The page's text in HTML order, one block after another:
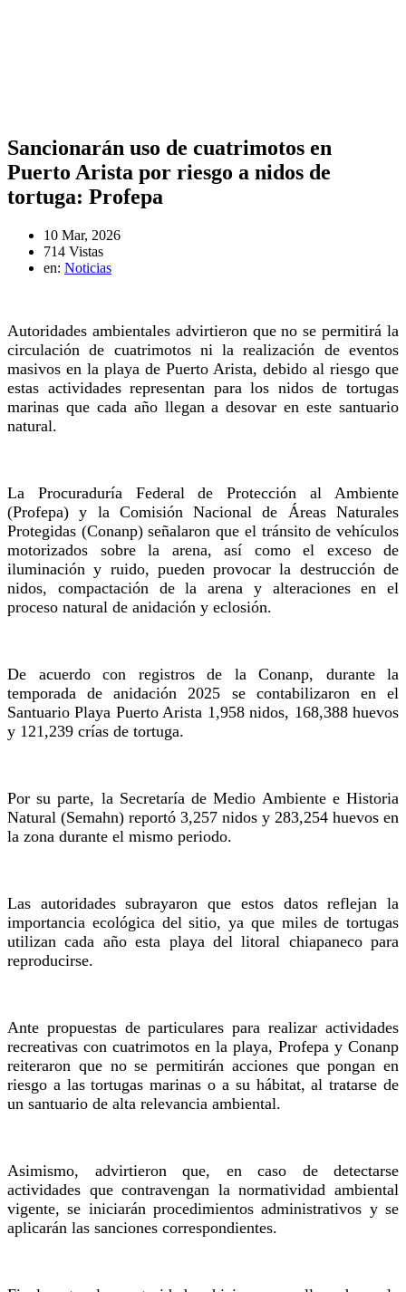
Sancionarán uso de cuatrimotos en
Puerto Arista por riesgo a nidos de
tortuga: Profepa
10 Mar, 2026
714 Vistas
en: Noticias
Autoridades ambientales advirtieron que no se permitirá la
circulación de cuatrimotos ni la realización de eventos
masivos en la playa de Puerto Arista, debido al riesgo que
estas actividades representan para los nidos de tortugas
marinas que cada año llegan a desovar en este santuario
natural.
La Procuraduría Federal de Protección al Ambiente
(Profepa) y la Comisión Nacional de Áreas Naturales
Protegidas (Conanp) señalaron que el tránsito de vehículos
motorizados sobre la arena, así como el exceso de
iluminación y ruido, pueden provocar la destrucción de
nidos, compactación de la arena y alteraciones en el
proceso natural de anidación y eclosión.
De acuerdo con registros de la Conanp, durante la
temporada de anidación 2025 se contabilizaron en el
Santuario Playa Puerto Arista 1,958 nidos, 168,388 huevos
y 121,239 crías de tortuga.
Por su parte, la Secretaría de Medio Ambiente e Historia
Natural (Semahn) reportó 3,257 nidos y 283,254 huevos en
la zona durante el mismo periodo.
Las autoridades subrayaron que estos datos reflejan la
importancia ecológica del sitio, ya que miles de tortugas
utilizan cada año esta playa del litoral chiapaneco para
reproducirse.
Ante propuestas de particulares para realizar actividades
recreativas con cuatrimotos en la playa, Profepa y Conanp
reiteraron que no se permitirán acciones que pongan en
riesgo a las tortugas marinas o a su hábitat, al tratarse de
un santuario de alta relevancia ambiental.
Asimismo, advirtieron que, en caso de detectarse
actividades que contravengan la normatividad ambiental
vigente, se iniciarán procedimientos administrativos y se
aplicarán las sanciones correspondientes.